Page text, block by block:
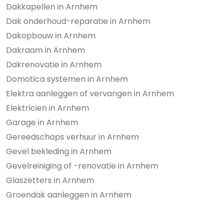
Dakkapellen in Arnhem
Dak onderhoud-reparatie in Arnhem
Dakopbouw in Arnhem
Dakraam in Arnhem
Dakrenovatie in Arnhem
Domotica systemen in Arnhem
Elektra aanleggen of vervangen in Arnhem
Elektricien in Arnhem
Garage in Arnhem
Gereedschaps verhuur in Arnhem
Gevel bekleding in Arnhem
Gevelreiniging of -renovatie in Arnhem
Glaszetters in Arnhem
Groendak aanleggen in Arnhem